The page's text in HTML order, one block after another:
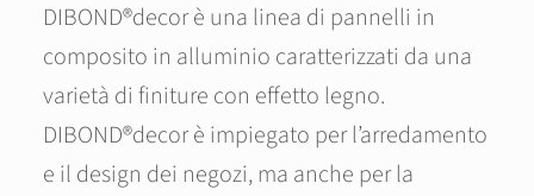
DIBOND®decor è una linea di pannelli in
composito in alluminio caratterizzati da una
varietà di finiture con effetto legno.
DIBOND®decor è impiegato per l’arredamento
e il design dei negozi, ma anche per la